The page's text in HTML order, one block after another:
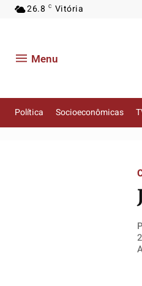
Política
Política
Política
Política
26.8 C Vitória
Menu
Política Socioeconômicas